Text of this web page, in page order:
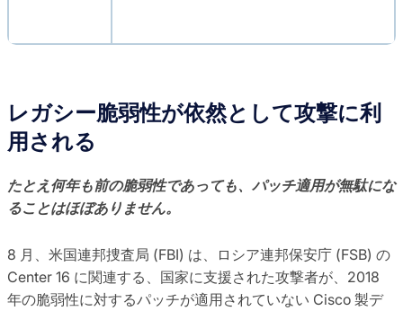
レガシー脆弱性が依然として攻撃に利
用される
たとえ何年も前の脆弱性であっても、パッチ適用が無駄にな
ることはほぼありません。
8 月、米国連邦捜査局 (FBI) は、ロシア連邦保安庁 (FSB) の
Center 16 に関連する、国家に支援された攻撃者が、2018
年の脆弱性に対するパッチが適用されていない Cisco 製デ